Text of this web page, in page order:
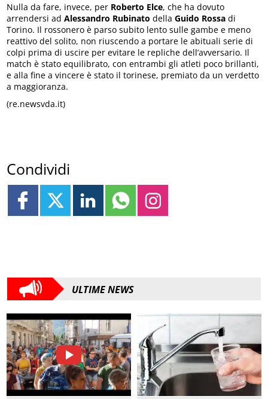
Nulla da fare, invece, per Roberto Elce, che ha dovuto
arrendersi adAlessandro Rubinato dellaGuido Rossa di
Torino. Il rossonero è parso subito lento sulle gambe e meno
reattivo del solito, non riuscendo a portare le abituali serie di
colpi prima di uscire per evitare le repliche dell’avversario. Il
match è stato equilibrato, con entrambi gli atleti poco brillanti,
e alla fine a vincere è stato il torinese, premiato da un verdetto
a maggioranza.
(re.newsvda.it)
Condividi
ULTIME NEWS